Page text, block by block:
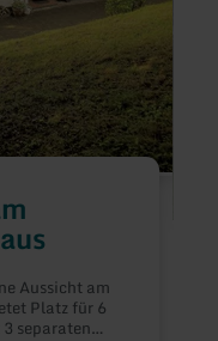
Aussicht am
Platz für 6
separaten